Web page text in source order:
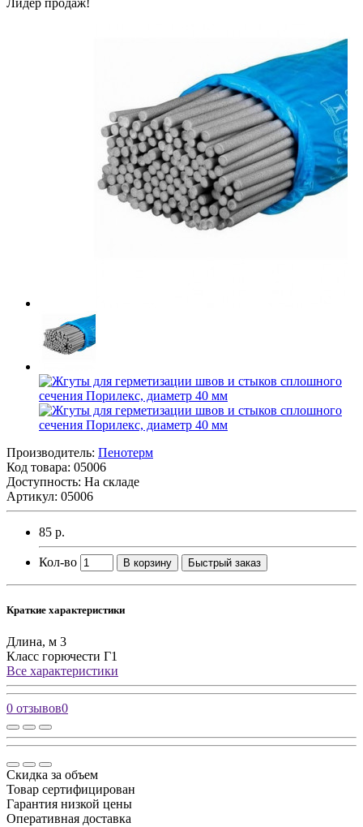
Производитель: Пенотерм
Код товара: 05006
Доступность: На складе
Артикул: 05006
85 р.
Кол-во В корзину Быстрый заказ
Краткие характеристики
Длина, м 3
Класс горючести Г1
Все характеристики
0 отзывов0
Скидка за объем
Товар сертифицирован
Гарантия низкой цены
Оперативная доставка